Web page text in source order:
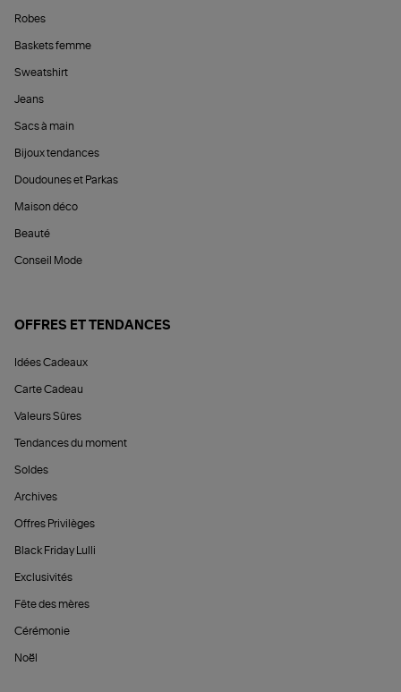
Robes
Baskets femme
Sweatshirt
Jeans
Sacs à main
Bijoux tendances
Doudounes et Parkas
Maison déco
Beauté
Conseil Mode
OFFRES ET TENDANCES
Idées Cadeaux
Carte Cadeau
Valeurs Sûres
Tendances du moment
Soldes
Archives
Offres Privilèges
Black Friday Lulli
Exclusivités
Fête des mères
Cérémonie
Noël